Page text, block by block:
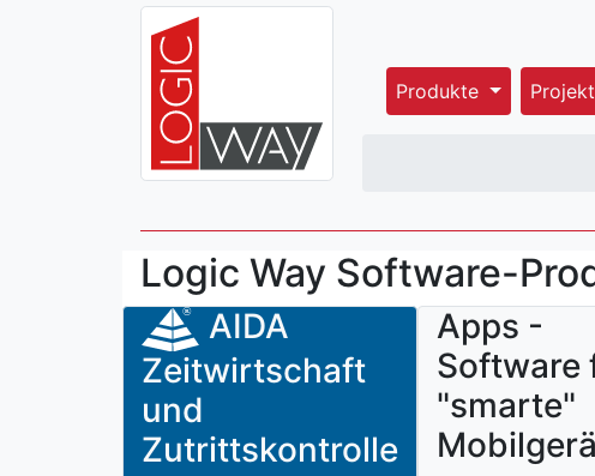
Produkte
Logic Way Software-
AIDA
Zeitwirtschaft
und
Zutrittskontrolle
Apps -
Software
"smarte"